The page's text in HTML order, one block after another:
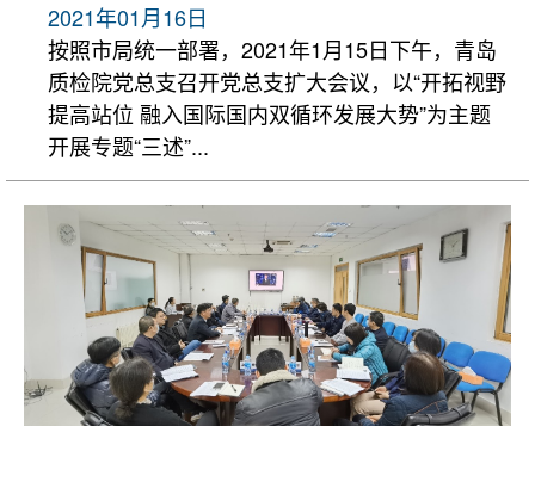
2021年01月16日
按照市局统一部署，2021年1月15日下午，青岛
质检院党总支召开党总支扩大会议，以“开拓视野
提高站位 融入国际国内双循环发展大势”为主题
开展专题“三述”...